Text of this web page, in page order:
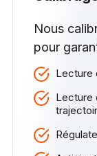
Nous
pour
Lecture
Lecture